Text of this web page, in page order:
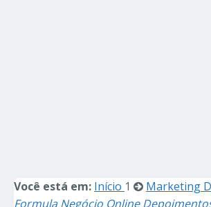
Você está em: Início 1 Marketing
Formula Negócio Online